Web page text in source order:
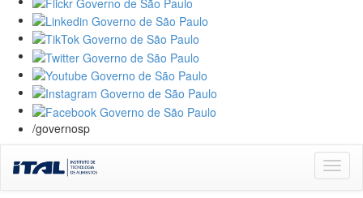
/governosp
navigation